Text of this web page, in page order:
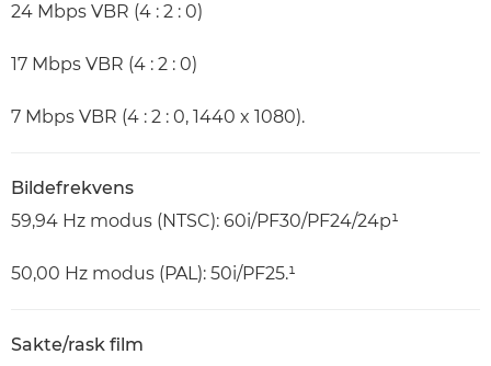
24 Mbps VBR (4 : 2 : 0)
17 Mbps VBR (4 : 2 : 0)
7 Mbps VBR (4 : 2 : 0, 1440 x 1080).
Bildefrekvens
59,94 Hz modus (NTSC): 60i/PF30/PF24/24p¹
50,00 Hz modus (PAL): 50i/PF25.¹
Sakte/rask film